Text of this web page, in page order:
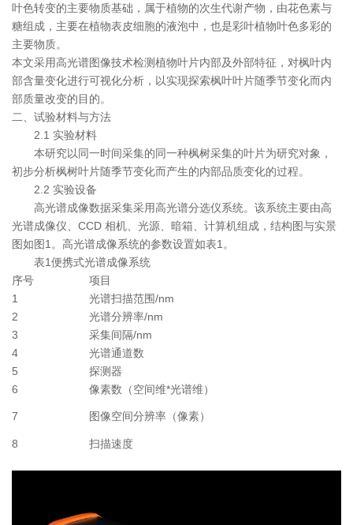
叶色转变的主要物质基础，属于植物的次生代谢产物，由花色素与
糖组成，主要在植物表皮细胞的液泡中，也是彩叶植物叶色多彩的
主要物质。
本文采用高光谱图像技术检测植物叶片内部及外部特征，对枫叶内
部含量变化进行可视化分析，以实现探索枫叶叶片随季节变化而内
部质量改变的目的。
二、试验材料与方法
2.1 实验材料
本研究以同一时间采集的同一种枫树采集的叶片为研究对象，
初步分析枫树叶片随季节变化而产生的内部品质变化的过程。
2.2 实验设备
高光谱成像数据采集采用高光谱分选仪系统。该系统主要由高
光谱成像仪、CCD 相机、光源、暗箱、计算机组成，结构图与实景
图如图1。高光谱成像系统的参数设置如表1。
表1便携式光谱成像系统
序号
项目
1
光谱扫描范围/nm
2
光谱分辨率/nm
3
采集间隔/nm
4
光谱通道数
5
探测器
6
像素数（空间维*光谱维）
7 图像空间分辨率（像素）
8 扫描速度